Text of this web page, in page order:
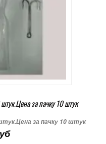
за пачку 10 штук
за пачку 10 штук